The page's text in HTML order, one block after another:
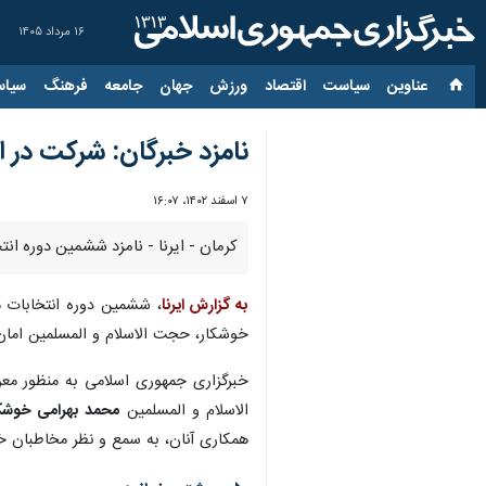
۱۶ مرداد ۱۴۰۵
عناوین‌ سیاست اقتصاد ورزش جهان جامعه فرهنگ
نامزد خبرگان: شرکت
۷ اسفند ۱۴۰۲، ۱۶:۰۷